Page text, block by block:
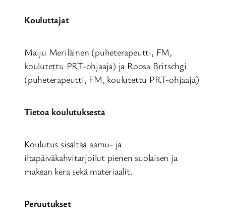
Kouluttajat
Maiju Meriläinen (puheterapeutti, FM,
koulutettu PRT-ohjaaja) ja Roosa Britschgi
(puheterapeutti, FM, koulutettu PRT-ohjaaja)
Tietoa koulutuksesta
Koulutus sisältää aamu- ja
iltapäiväkahvitarjoilut pienen suolaisen ja
makean kera sekä materiaalit.
Peruutukset